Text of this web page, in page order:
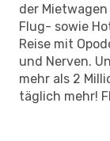
der
Flug- sowie
Reise mit
und Nerven.
mehr als 2
täglich mehr!